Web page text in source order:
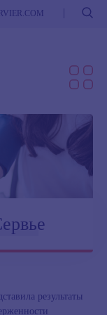
Поиск
результаты